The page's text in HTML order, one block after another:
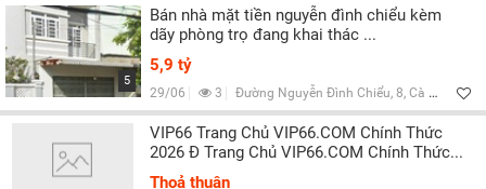
5
Bán nhà mặt tiền nguyễn đình chiểu kèm
dãy phòng trọ đang khai thác ...
5,9 tỷ
29/06 3 Đường Nguyễn Đình Chiểu, 8, Cà Mau
VIP66 Trang Chủ VIP66.COM Chính Thức
2026 Đ Trang Chủ VIP66.COM Chính Thức...
Thoả thuận